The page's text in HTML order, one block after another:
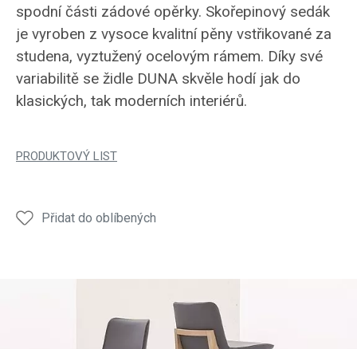
spodní části zádové opěrky. Skořepinový sedák
je vyroben z vysoce kvalitní pěny vstřikované za
studena, vyztužený ocelovým rámem. Díky své
variabilitě se židle DUNA skvěle hodí jak do
klasických, tak moderních interiérů.
PRODUKTOVÝ LIST
Přidat do oblíbených